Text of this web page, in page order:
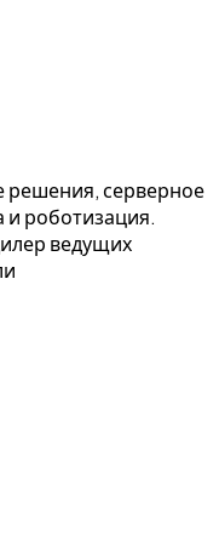
решения, серверное
и роботизация.
ведущих